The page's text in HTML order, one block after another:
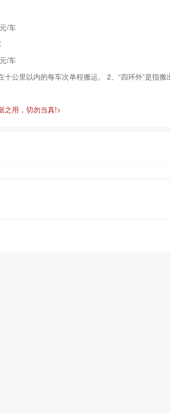
/车
/车
公里以内的每车次单程搬运。 2、“四环外”是指
之用，切勿当真!>